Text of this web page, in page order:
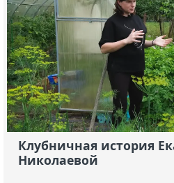
Клубничная история
Николаевой